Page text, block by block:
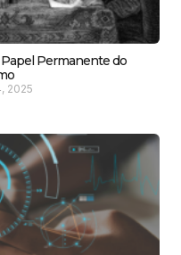
Permanente do
2025